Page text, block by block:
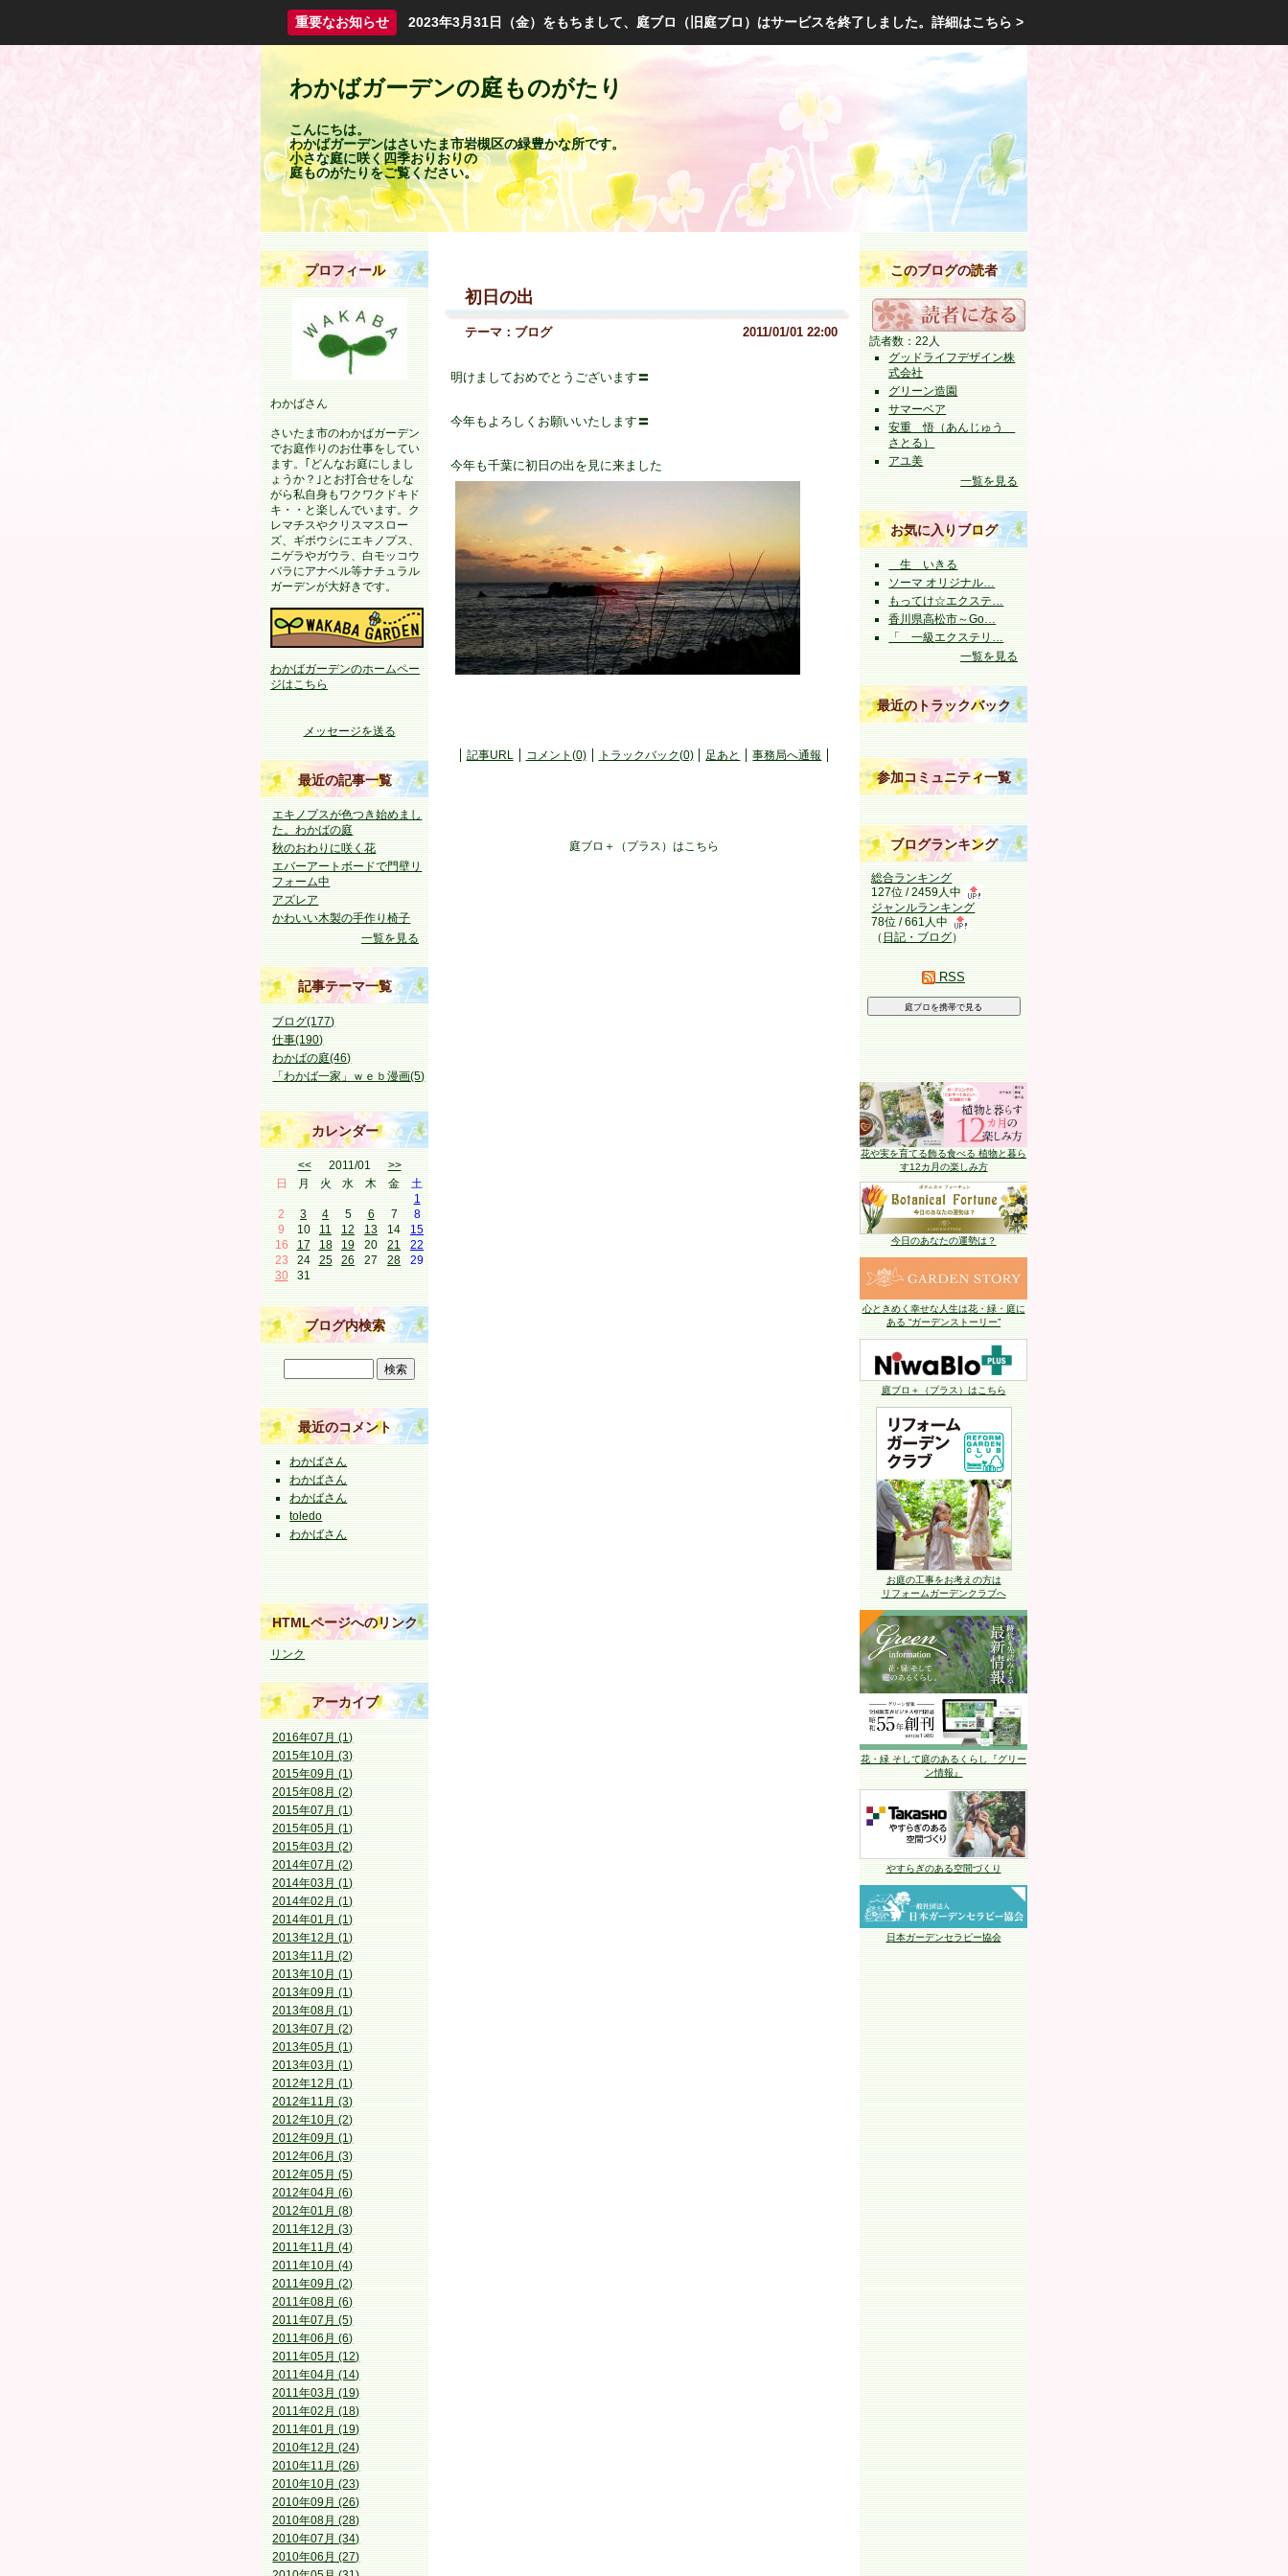
重要なお知らせ 2023年3月31日（金）をもちまして、庭ブロ（旧庭ブロ）はサービスを終了しました。 詳細はこちら >
わかばガーデンの庭ものがたり
こんにちは。
わかばガーデンはさいたま市岩槻区の緑豊かな所です。
小さな庭に咲く四季おりおりの
庭ものがたりをご覧ください。
初日の出
テーマ： ブログ 2011/01/01 22:00
明けましておめでとうございます〓
今年もよろしくお願いいたします〓
今年も千葉に初日の出を見に来ました
記事URL コメント(0) トラックバック(0) 足あと 事務局へ通報
庭ブロ＋（プラス）はこちら
プロフィール
わかばさん
さいたま市のわかばガーデン
でお庭作りのお仕事をしてい
ます。｢どんなお庭にしまし
ょうか？｣とお打合せをしな
がら私自身もワクワクドキド
キ・・と楽しんでいます。ク
レマチスやクリスマスロー
ズ、ギボウシにエキノプス、
ニゲラやガウラ、白モッコウ
バラにアナベル等ナチュラル
ガーデンが大好きです。
わかばガーデンのホームペー
ジはこちら
メッセージを送る
最近の記事一覧
エキノプスが色つき始めまし
た。わかばの庭
秋のおわりに咲く花
エバーアートボードで門壁リ
フォーム中
アズレア
かわいい木製の手作り椅子
一覧を見る
記事テーマ一覧
ブログ(177)
仕事(190)
わかばの庭(46)
「わかば一家」ｗｅｂ漫画(5)
カレンダー
<<2011/01>>
日
月 火 水 木 金
土
1
2
3 4 5 6 7
8
9
10 11 12 13 14
15
16
17 18 19 20 21
22
23
24 25 26 27 28
29
30
31
ブログ内検索
最近のコメント
わかばさん
わかばさん
わかばさん
toledo
わかばさん
HTMLページへのリンク
リンク
アーカイブ
2016年07月 (1)
2015年10月 (3)
2015年09月 (1)
2015年08月 (2)
2015年07月 (1)
2015年05月 (1)
2015年03月 (2)
2014年07月 (2)
2014年03月 (1)
2014年02月 (1)
2014年01月 (1)
2013年12月 (1)
2013年11月 (2)
2013年10月 (1)
2013年09月 (1)
2013年08月 (1)
2013年07月 (2)
2013年05月 (1)
2013年03月 (1)
2012年12月 (1)
2012年11月 (3)
2012年10月 (2)
2012年09月 (1)
2012年06月 (3)
2012年05月 (5)
2012年04月 (6)
2012年01月 (8)
2011年12月 (3)
2011年11月 (4)
2011年10月 (4)
2011年09月 (2)
2011年08月 (6)
2011年07月 (5)
2011年06月 (6)
2011年05月 (12)
2011年04月 (14)
2011年03月 (19)
2011年02月 (18)
2011年01月 (19)
2010年12月 (24)
2010年11月 (26)
2010年10月 (23)
2010年09月 (26)
2010年08月 (28)
2010年07月 (34)
2010年06月 (27)
このブログの読者
読者数：22人
グッドライフデザイン株
式会社
グリーン造園
サマーベア
安重 悟（あんじゅう
さとる）
アユ美
一覧を見る
お気に入りブログ
生 いきる
ソーマ オリジナル…
もってけ☆エクステ…
香川県高松市～Go…
「 一級エクステリ…
一覧を見る
最近のトラックバック
参加コミュニティ一覧
ブログランキング
総合ランキング
127位 / 2459人中
ジャンルランキング
78位 / 661人中
（日記・ブログ）
RSS
花や実を育てる飾る食べる 植物と暮ら
す12カ月の楽しみ方
今日のあなたの運勢は？
心ときめく幸せな人生は花・緑・庭に
ある “ガーデンストーリー”
庭ブロ＋（プラス）はこちら
お庭の工事をお考えの方は
リフォームガーデンクラブへ
花・緑 そして庭のあるくらし『グリー
ン情報』
やすらぎのある空間づくり
日本ガーデンセラピー協会